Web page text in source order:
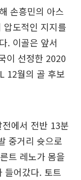
손흥민의 아스
도적인 지지를
. 이골은 앞서
이 선정한 2020
12월의 골 후보
에서 전반 13분
중거리 슛으로
트 레노가 몸을
들어갔다. 토트